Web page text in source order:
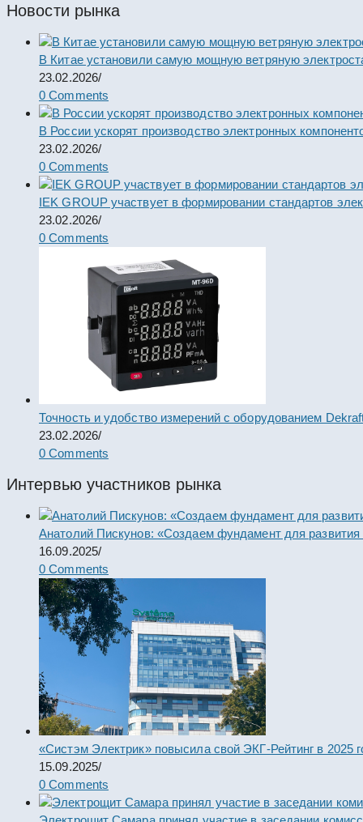
Новости рынка
В Китае установили самую мощную ветряную
23.02.2026/
0 Comments
В России ускорят производство электронных
23.02.2026/
0 Comments
IEK GROUP участвует в формировании стандартов
23.02.2026/
0 Comments
Точность и удобство измерений с оборудованием
23.02.2026/
0 Comments
Интервью участников рынка
Анатолий Пискунов: «Создаем фундамент для развития
16.09.2025/
0 Comments
«Систэм Электрик» повысила свой ЭКГ-Рейтинг в 2025
15.09.2025/
0 Comments